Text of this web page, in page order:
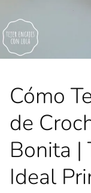
Cómo
de
Bonita |
Ideal